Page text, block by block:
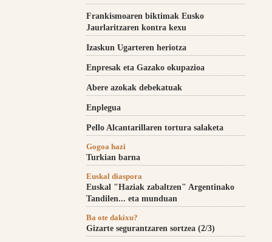
Frankismoaren biktimak Eusko
Jaurlaritzaren kontra kexu
Izaskun Ugarteren heriotza
Enpresak eta Gazako okupazioa
Abere azokak debekatuak
Enplegua
Pello Alcantarillaren tortura salaketa
Gogoa hazi
Turkian barna
Euskal diaspora
Euskal "Haziak zabaltzen" Argentinako
Tandilen... eta munduan
Ba ote dakixu?
Gizarte segurantzaren sortzea (2/3)